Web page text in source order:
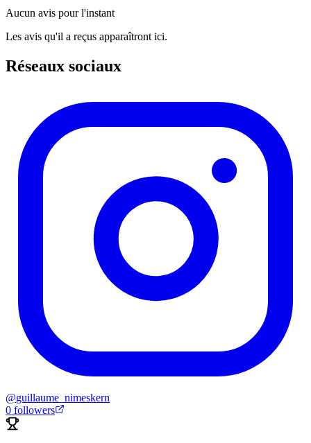
Aucun avis pour l'instant
Les avis qu'il a reçus apparaîtront ici.
Réseaux sociaux
@guillaume_nimeskern
0 followers